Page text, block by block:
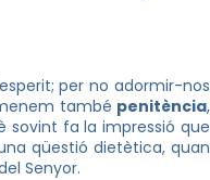
per no adormir-nos
també penitència,
sovint fa la impressió que
qüestió dietètica, quan
Senyor.